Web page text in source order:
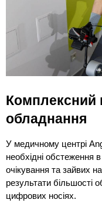
Комплексний
обладнання
У медичному центрі
необхідні обстеження
очікування та зайвих
результати більшості
цифрових носіях.